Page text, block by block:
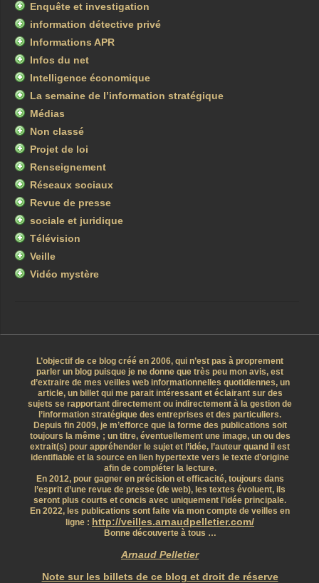
Enquête et investigation
information détective privé
Informations APR
Infos du net
Intelligence économique
La semaine de l’information stratégique
Médias
Non classé
Projet de loi
Renseignement
Réseaux sociaux
Revue de presse
sociale et juridique
Télévision
Veille
Vidéo mystère
L’objectif de ce blog créé en 2006, qui n’est pas à proprement
parler un blog puisque je ne donne que très peu mon avis, est
d’extraire de mes veilles web informationnelles quotidiennes, un
article, un billet qui me parait intéressant et éclairant sur des
sujets se rapportant directement ou indirectement à la gestion de
l’information stratégique des entreprises et des particuliers.
Depuis fin 2009, je m’efforce que la forme des publications soit
toujours la même ; un titre, éventuellement une image, un ou des
extrait(s) pour appréhender le sujet et l’idée, l’auteur quand il est
identifiable et la source en lien hypertexte vers le texte d’origine
afin de compléter la lecture.
En 2012, pour gagner en précision et efficacité, toujours dans
l’esprit d’une revue de presse (de web), les textes évoluent, ils
seront plus courts et concis avec uniquement l’idée principale.
En 2022, les publications sont faite via mon compte de veilles en
ligne : http://veilles.arnaudpelletier.com/
Bonne découverte à tous …
Arnaud Pelletier
Note sur les billets de ce blog et droit de réserve